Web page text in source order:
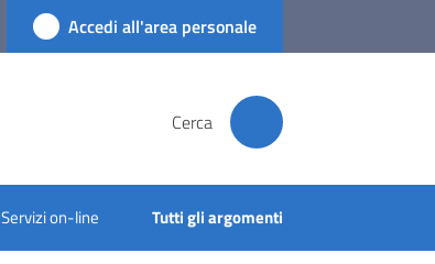
Accedi all'area personale
Cerca
Servizi on-line Tutti gli argomenti